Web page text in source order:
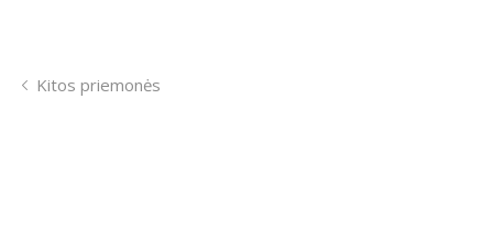
Kitos priemonės